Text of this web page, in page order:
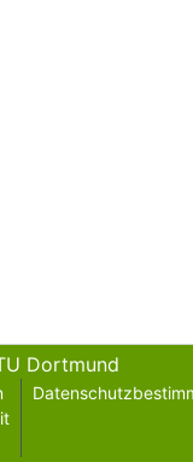
Dortmund